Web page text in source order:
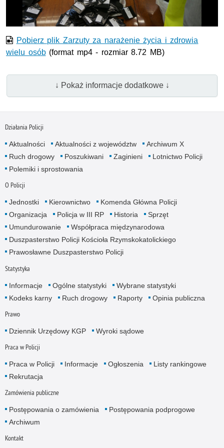
Pobierz plik Zarzuty za narażenie życia i zdrowia
wielu osób(format mp4 - rozmiar 8.72 MB)
↓ Pokaż informacje dodatkowe ↓
Działania Policji
Aktualności Aktualności z województw
Archiwum X
Ruch drogowy
Poszukiwani Zaginieni
Lotnictwo Policji
Polemiki i sprostowania
O Policji
Jednostki Kierownictwo
Komenda Główna Policji
Organizacja
Policja w III RP Historia
Sprzęt
Umundurowanie
Współpraca międzynarodowa
Duszpasterstwo Policji Kościoła Rzymskokatolickiego
Prawosławne Duszpasterstwo Policji
Statystyka
Informacje Ogólne statystyki
Wybrane statystyki
Kodeks karny
Ruch drogowy Raporty Opinia publiczna
Prawo
Dziennik Urzędowy KGP Wyroki sądowe
Praca w Policji
Praca w Policji Informacje Ogłoszenia
Listy rankingowe
Rekrutacja
Zamówienia publiczne
Postępowania o zamówienia
Postępowania podprogowe
Archiwum
Kontakt